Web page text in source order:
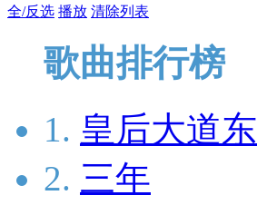
全/反选 播放 清除列表
歌曲排行榜
1. 皇后大道东
2. 三年